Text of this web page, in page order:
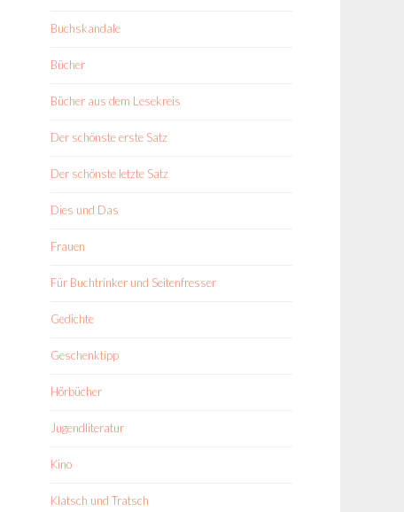
Buchskandale
Bücher
Bücher aus dem Lesekreis
Der schönste erste Satz
Der schönste letzte Satz
Dies und Das
Frauen
Für Buchtrinker und Seitenfresser
Gedichte
Geschenktipp
Hörbücher
Jugendliteratur
Kino
Klatsch und Tratsch